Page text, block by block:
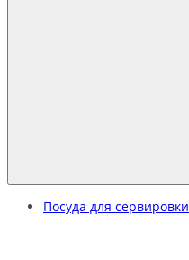
Посуда для сервировки